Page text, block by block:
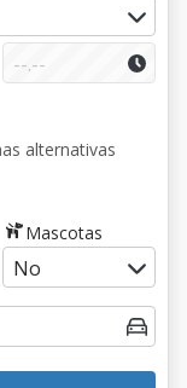
alternativas
Mascotas